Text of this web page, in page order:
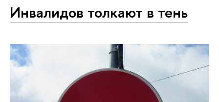
Инвалидов толкают в тень